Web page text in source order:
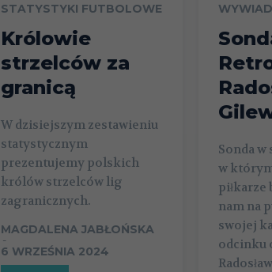
STATYSTYKI FUTBOLOWE
Królowie
strzelców za
granicą
W dzisiejszym zestawieniu
statystycznym
prezentujemy polskich
królów strzelców lig
zagranicznych.
MAGDALENA JABŁOŃSKA
-
6 WRZEŚNIA 2024
WYWIAD
Sonda
w
piłkarze
nam na
swojej
odcinku